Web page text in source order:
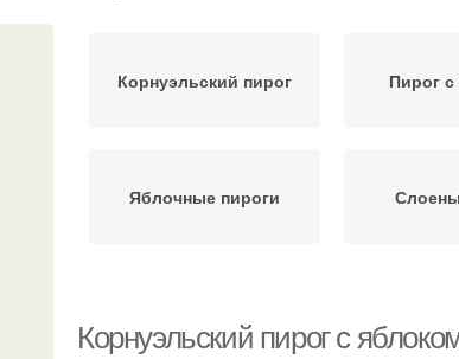
Корнуэльский пирог Пирог
Яблочные пироги
Корнуэльский пирог с